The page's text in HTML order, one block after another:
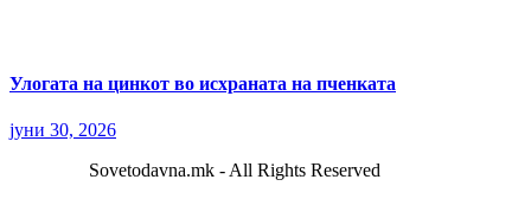
Улогата на цинкот во исхраната на пченката
јуни 30, 2026
Sovetodavna.mk - All Rights Reserved